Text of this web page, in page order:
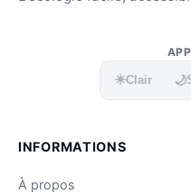
☀️Clair 🌙
INFORMATIONS
À propos